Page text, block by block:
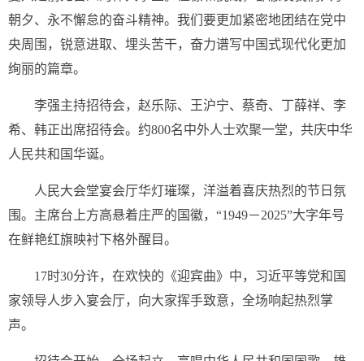
朝夕、永不懈怠的奋斗精神。我们要更加紧密地团结在党中
央周围，锐意进取、埋头苦干，奋力谱写中国式现代化更加
绚丽的篇章。
李强主持招待会，赵乐际、王沪宁、蔡奇、丁薛祥、李
希、韩正出席招待会。约800名中外人士欢聚一堂，共庆中华
人民共和国华诞。
人民大会堂宴会厅华灯璀璨，洋溢着喜庆热烈的节日氛
围。主席台上方高悬着庄严的国徽，“1949－2025”大字年号
在鲜艳红旗映衬下格外醒目。
17时30分许，在欢快的《迎宾曲》中，习近平等党和国
家领导人步入宴会厅，向大家挥手致意，全场响起热烈掌
声。